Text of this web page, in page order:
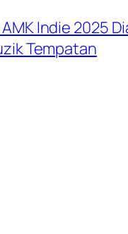
Indie 2025
Tempatan